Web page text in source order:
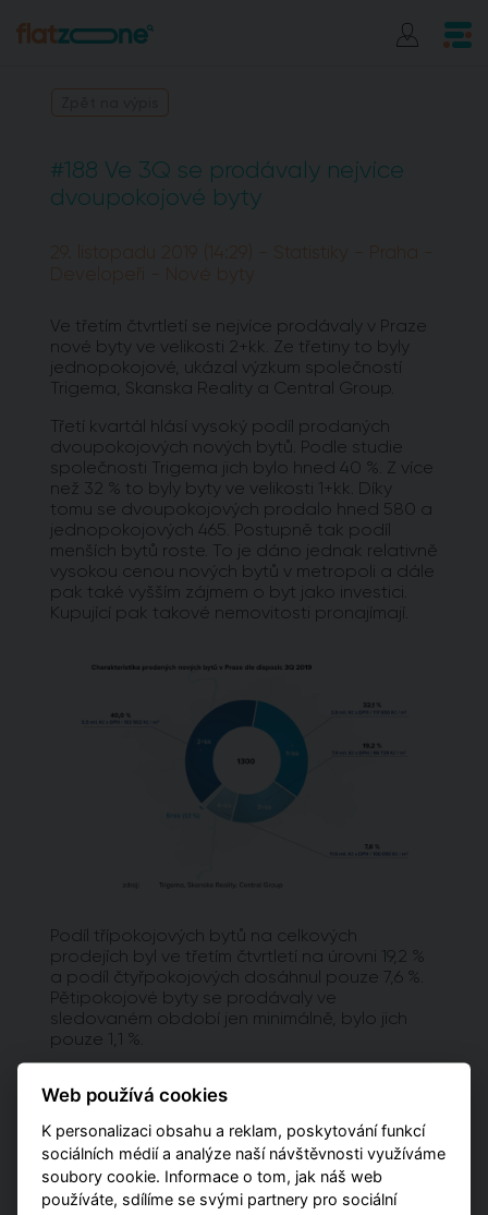
#188 Ve 3Q se prodávaly nejvíce
dvoupokojové byty
29. listopadu 2019 (14:29) - Statistiky - Praha -
Developeři - Nové byty
Ve třetím čtvrtletí se nejvíce prodávaly v Praze
nové byty ve velikosti 2+kk. Ze třetiny to byly
jednopokojové, ukázal výzkum společností
Trigema, Skanska Reality a Central Group.
Třetí kvartál hlásí vysoký podíl prodaných
dvoupokojových nových bytů. Podle studie
společnosti Trigema jich bylo hned 40 %. Z více
než 32 % to byly byty ve velikosti 1+kk. Díky
tomu se dvoupokojových prodalo hned 580 a
jednopokojových 465. Postupně tak podíl
menších bytů roste. To je dáno jednak relativně
vysokou cenou nových bytů v metropoli a dále
pak také vyšším zájmem o byt jako investici.
Kupující pak takové nemovitosti pronajímají.
Podíl třípokojových bytů na celkových
prodejích byl ve třetím čtvrtletí na úrovni 19,2 %
a podíl čtyřpokojových dosáhnul pouze 7,6 %.
Pětipokojové byty se prodávaly ve
sledovaném období jen minimálně, bylo jich
pouze 1,1 %.
Vyžadujete detailnější analýzy?
Potřebujete pro svá rozhodnutí pokročilejší
informace a poptáváte kromě globálních čísel
také detailnější data zaměřená na užší výběr
pražských lokalit? Vyzkoušejte naší aplikaci
Analýzy trhu, kde máte příležitost zakoupit
Web používá cookies
K personalizaci obsahu a reklam, poskytování funkcí
sociálních médií a analýze naší návštěvnosti využíváme
soubory cookie. Informace o tom, jak náš web
používáte, sdílíme se svými partnery pro sociální